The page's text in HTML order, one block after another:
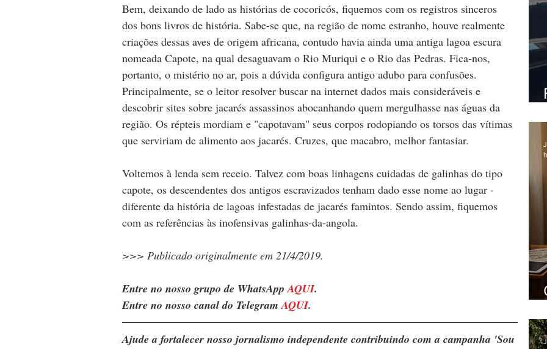
Bem, deixando de lado as histórias de cocoricós, fiquemos com os registros sinceros
dos bons livros de história. Sabe-se que, na região de nome estranho, houve realmente
criações dessas aves de origem africana, contudo havia ainda uma antiga lagoa escura
nomeada Capote, na qual desaguavam o Rio Muriqui e o Rio das Pedras. Fica-nos,
portanto, o mistério no ar, pois a dúvida configura antigo adubo para confusões.
Principalmente, se o leitor resolver buscar na internet dados mais consideráveis e
descobrir sites sobre jacarés assassinos abocanhando quem mergulhasse nas águas da
região. Os répteis mordiam e "capotavam" seus corpos rodopiando os torsos das vítimas
que serviriam de alimento aos jacarés. Cruzes, que macabro, melhor fantasiar.
Voltemos à lenda sem receio. Talvez com boas linhagens cuidadas de galinhas do tipo
capote, os descendentes dos antigos escravizados tenham dado esse nome ao lugar -
diferente da história de lagoas infestadas de jacarés famintos. Sendo assim, fiquemos
com as referências às inofensivas galinhas-da-angola.
>>> Publicado originalmente em 21/4/2019.
Entre no nosso grupo de WhatsApp AQUI.
Entre no nosso canal do Telegram AQUI.
Ajude a fortalecer nosso jornalismo independente contribuindo com a campanha 'Sou